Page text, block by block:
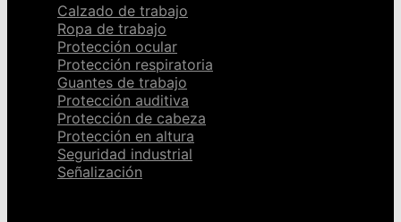
Calzado de trabajo
Ropa de trabajo
Protección ocular
Protección respiratoria
Guantes de trabajo
Protección auditiva
Protección de cabeza
Protección en altura
Seguridad industrial
Señalización